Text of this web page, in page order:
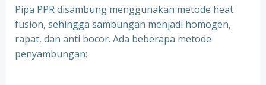
Pipa PPR disambung menggunakan metode heat
fusion, sehingga sambungan menjadi homogen,
rapat, dan anti bocor. Ada beberapa metode
penyambungan: